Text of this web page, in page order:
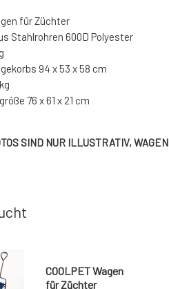
für Züchter
Stahlrohren 600D Polyester
94 x 53 x 58 cm
76 x 61 x 21 cm
SIND NUR ILLUSTRATIV,
COOLPET Wagen
für Züchter